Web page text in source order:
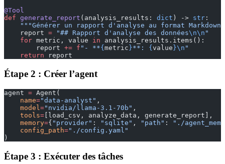
@Tool
def generate_report (analysis_results: dict ) -> str :
"""Générer un rapport d'analyse au format
    report
= "## Rapport d'analyse des données\n\n "
    for
metric, value in analysis_results.items():
        report
+= f "- **{ metric }**: { value }\n "
    return
report
Étape 2 : Créer l’agent
agent = Agent(
    name
="data-analyst" ,
    model
="nvidia/llama-3.1-70b" ,
    tools
= [load_csv, analyze_data, generate_report],
    memory
={ "provider" : "sqlite" , "path" :
"./
    config_path
="./config.yaml"
)
Étape 3 : Exécuter des tâches